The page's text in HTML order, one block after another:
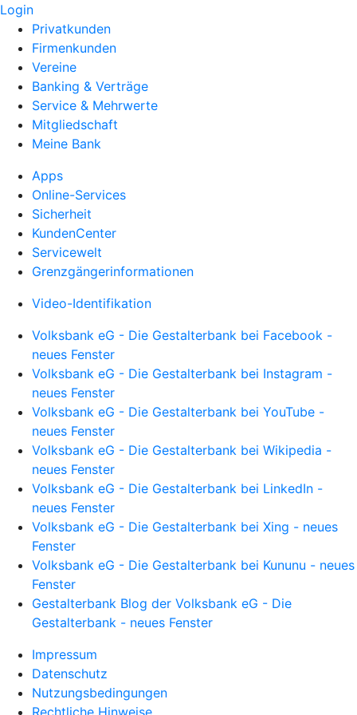
Login
Privatkunden
Firmenkunden
Vereine
Banking & Verträge
Service & Mehrwerte
Mitgliedschaft
Meine Bank
Apps
Online-Services
Sicherheit
KundenCenter
Servicewelt
Grenzgängerinformationen
Video-Identifikation
Volksbank eG - Die Gestalterbank bei Facebook -
neues Fenster
Volksbank eG - Die Gestalterbank bei Instagram -
neues Fenster
Volksbank eG - Die Gestalterbank bei YouTube -
neues Fenster
Volksbank eG - Die Gestalterbank bei Wikipedia -
neues Fenster
Volksbank eG - Die Gestalterbank bei LinkedIn -
neues Fenster
Volksbank eG - Die Gestalterbank bei Xing - neues
Fenster
Volksbank eG - Die Gestalterbank bei Kununu - neues
Fenster
Gestalterbank Blog der Volksbank eG - Die
Gestalterbank - neues Fenster
Impressum
Datenschutz
Nutzungsbedingungen
Rechtliche Hinweise